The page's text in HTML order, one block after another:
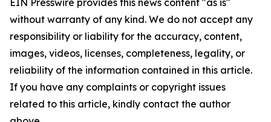
without warranty of any kind. We do not accept any
responsibility or liability for the accuracy, content,
images, videos, licenses, completeness, legality, or
reliability of the information contained in this article.
If you have any complaints or copyright issues
related to this article, kindly contact the author